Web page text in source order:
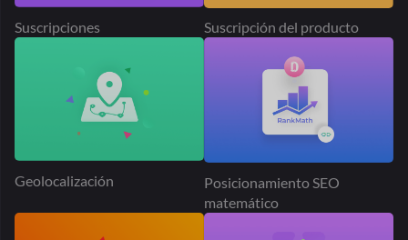
Suscripciones Suscripción del producto
Geolocalización
Posicionamiento SEO
matemático